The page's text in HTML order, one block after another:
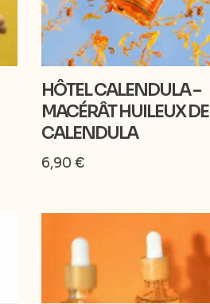
HÔTEL CALENDULA –
MACÉRÂT HUILEUX DE
CALENDULA
6,90€